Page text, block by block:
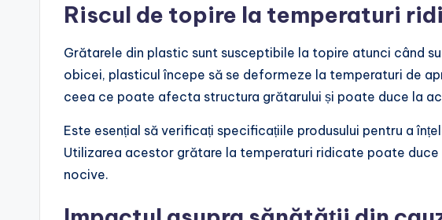
Riscul de topire la temperaturi
Grătarele din plastic sunt susceptibile la topire atunci când
obicei, plasticul începe să se deformeze la temperaturi de
ceea ce poate afecta structura grătarului și poate duce la
Este esențial să verificați specificațiile produsului pentru a
Utilizarea acestor grătare la temperaturi ridicate poate duce
nocive.